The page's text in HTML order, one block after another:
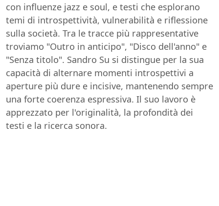
con influenze jazz e soul, e testi che esplorano
temi di introspettività, vulnerabilità e riflessione
sulla società. Tra le tracce più rappresentative
troviamo "Outro in anticipo", "Disco dell'anno" e
"Senza titolo". Sandro Su si distingue per la sua
capacità di alternare momenti introspettivi a
aperture più dure e incisive, mantenendo sempre
una forte coerenza espressiva. Il suo lavoro è
apprezzato per l'originalità, la profondità dei
testi e la ricerca sonora.